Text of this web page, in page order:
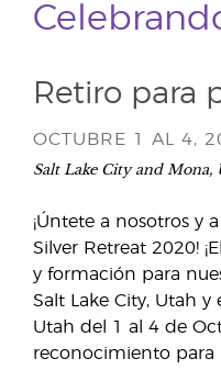
Retiro para
OCTUBRE 1 AL 4,
Salt Lake City and Mona,
¡Úntete a nosotros y
Silver Retreat 2020!
y formación para
Salt Lake City, Utah
Utah del 1 al 4 de
reconocimiento para